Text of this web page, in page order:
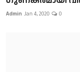
Admin Jan 4, 2020 0